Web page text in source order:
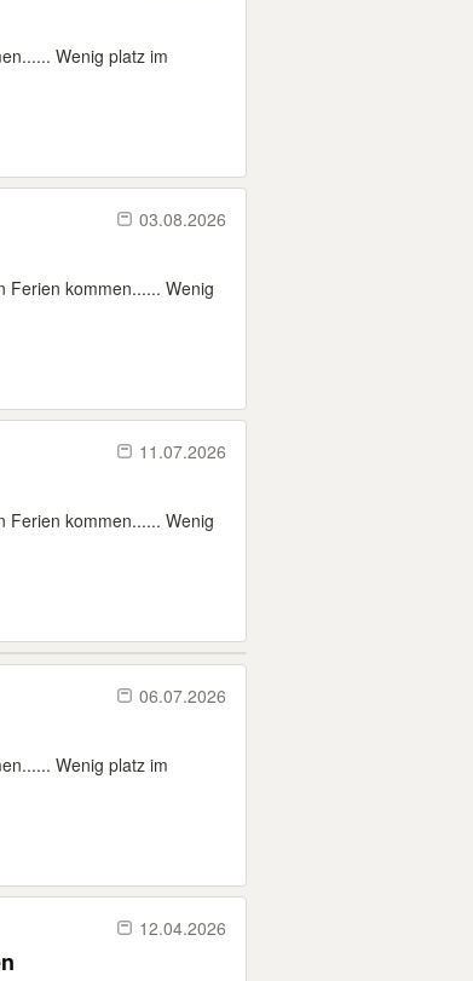
Wenig platz im
03.08.2026
Ferien kommen...... Wenig
11.07.2026
Ferien kommen...... Wenig
06.07.2026
Wenig platz im
12.04.2026